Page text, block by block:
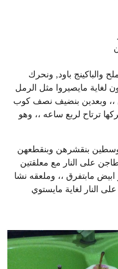
والباكينج باود, ونحرك
لغاية مايصيروا مثل الرمل
،، وبعدين بنضيف نصف كوب
ترتاح لربع ساعه ،، وهو
بنقشرهن وبنقطعهن
على النار مع معلقتين
مابتفرق ،، وملعقه نشا
النار لغاية مايستوي